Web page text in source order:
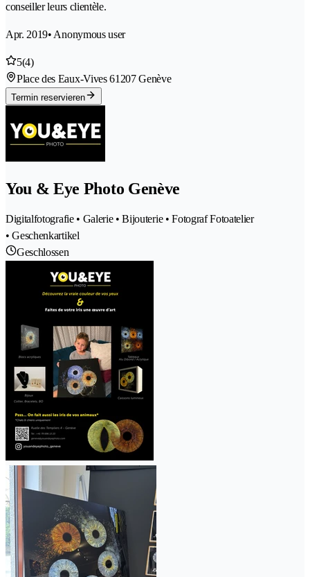
conseiller leurs clientèle.
Apr. 2019• Anonymous user
5(4)
Place des Eaux-Vives 61207 Genève
Termin reservieren
You & Eye Photo Genève
Digitalfotografie • Galerie • Bijouterie • Fotograf Fotoatelier
• Geschenkartikel
Geschlossen